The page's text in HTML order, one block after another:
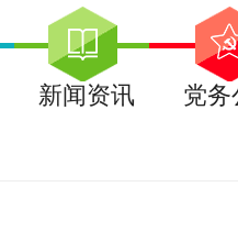
新闻资讯 党务